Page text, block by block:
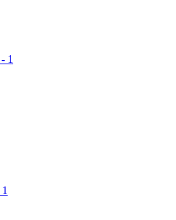
- 1
1